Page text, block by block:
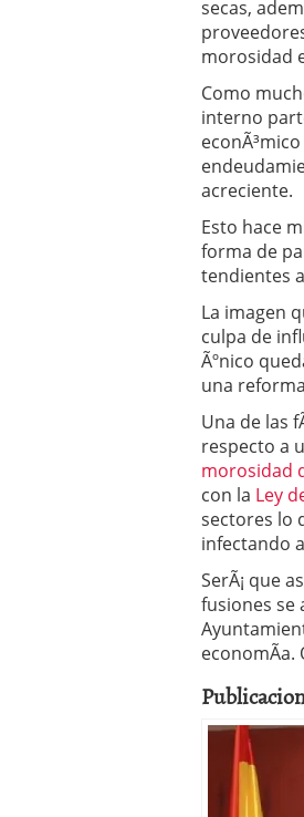
secas,
morosidad
Como
interno
acreciente.
Esto hace
forma de
tendientes
La imagen
culpa de
Ãºnico
una
Una de las
respecto a
morosidad
con la Ley
sectores lo
infectando
SerÃ¡ que
fusiones se
economÃ­a.